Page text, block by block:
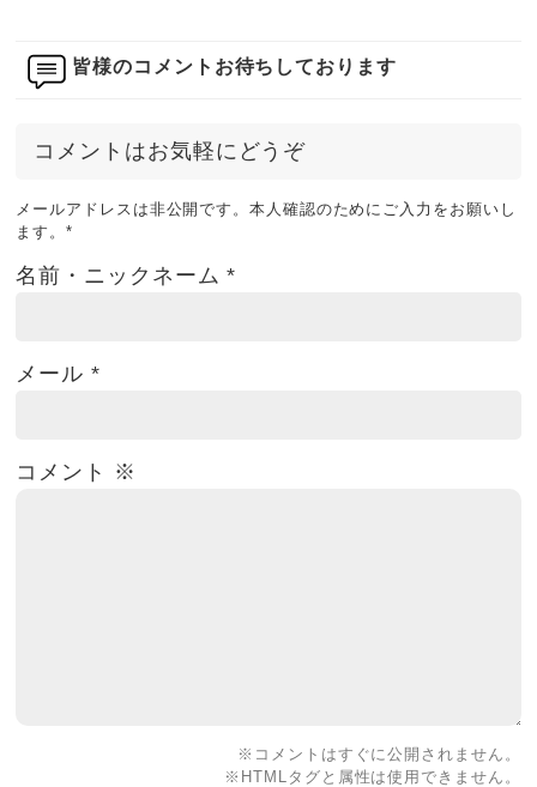
皆様のコメントお待ちしております
コメントはお気軽にどうぞ
メールアドレスは非公開です。本人確認のためにご入力をお願いし
ます。*
名前・ニックネーム*
メール*
コメント ※
※コメントはすぐに公開されません。
※HTMLタグと属性は使用できません。